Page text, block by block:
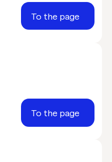
To the page
To the page